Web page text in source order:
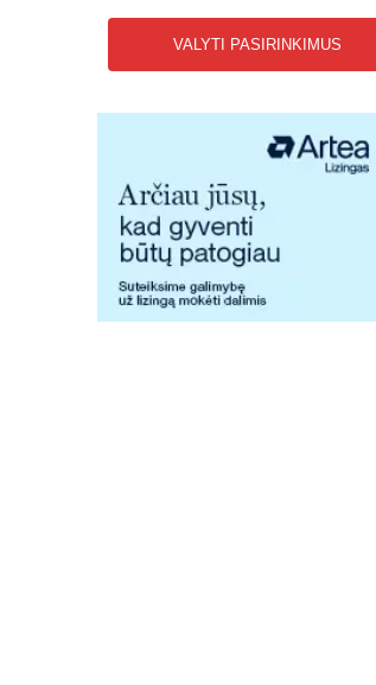
CLICK 48V Bėginės šviestuvų
Magnetinės apšvietimo sistemos
+ Rodyti daugiau
VALYTI PASIRINKIMUS